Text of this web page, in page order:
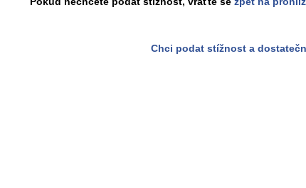
Chci podat stížnost a